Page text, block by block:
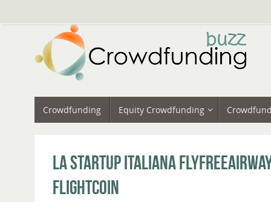
al
contenuto
Crowdfunding Equity Crowdfunding
La startup italiana
FlightCoin